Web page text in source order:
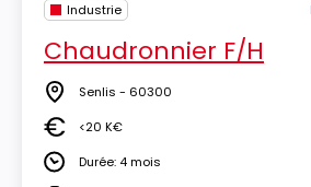
Industrie
Chaudronnier F/H
Lieu Senlis - 60300
Salaire<20 K€
DuréeDurée: 4 mois